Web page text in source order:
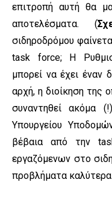
επιτροπή αυτή θα
αποτελέσματα. (
σιδηροδρόμου
task force; Η
μπορεί να έχει έναν
αρχή, η διοίκηση της
συναντηθεί ακόμα
Υπουργείου
βέβαια από την
εργαζόμενων στο
προβλήματα